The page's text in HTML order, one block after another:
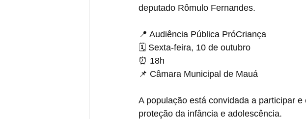
deputado Rômulo Fernandes.
📍 Audiência Pública PróCriança
🗓 Sexta-feira, 10 de outubro
⏰ 18h
📌 Câmara Municipal de Mauá
A população está convidada a participar
proteção da infância e adolescência.